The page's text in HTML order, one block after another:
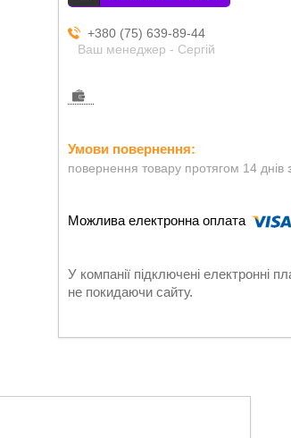
+380 (75) 639-89-44
Ваш менеджер - Сергій
повернення товару протягом 14 днів
У компанії підключені електронні
не покидаючи сайту.